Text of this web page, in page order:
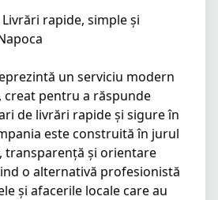
Livrări rapide, simple și
un serviciu modern
creat pentru a răspunde
de livrări rapide și sigure în
este construită în jurul
transparență și orientare
o alternativă profesionistă
și afacerile locale care au